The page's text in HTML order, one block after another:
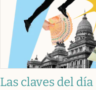
Las claves del día